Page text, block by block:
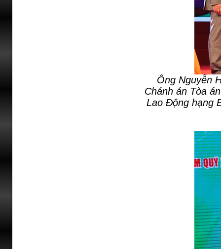
Ông Nguyễn
Chánh án Tòa
Lao Động hạng